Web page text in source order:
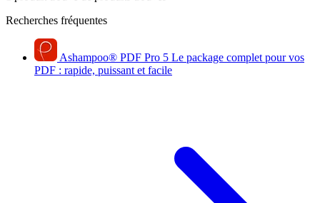
Recherches fréquentes
Ashampoo® PDF Pro 5 Le package complet pour vos
PDF : rapide, puissant et facile